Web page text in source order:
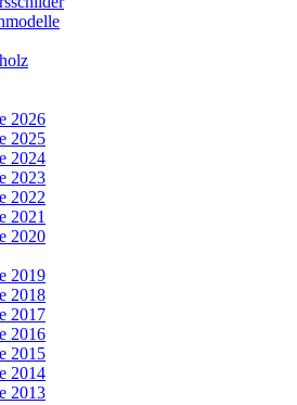
2026
2025
2024
2023
2022
2021
2020
2019
2018
2017
2016
2015
2014
2013